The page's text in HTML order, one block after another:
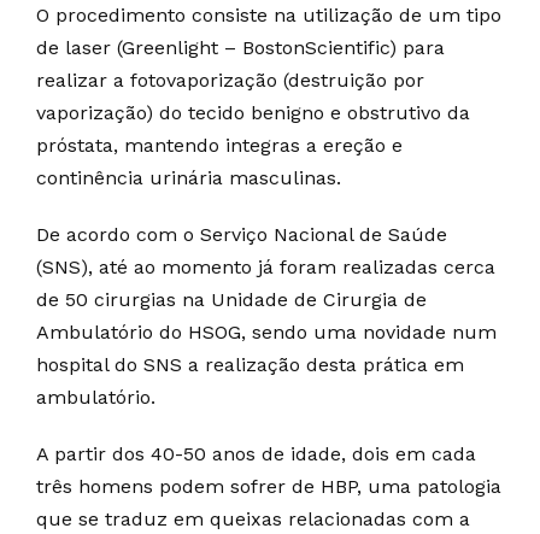
O procedimento consiste na utilização de um tipo
de laser (Greenlight – BostonScientific) para
realizar a fotovaporização (destruição por
vaporização) do tecido benigno e obstrutivo da
próstata, mantendo integras a ereção e
continência urinária masculinas.
De acordo com o Serviço Nacional de Saúde
(SNS), até ao momento já foram realizadas cerca
de 50 cirurgias na Unidade de Cirurgia de
Ambulatório do HSOG, sendo uma novidade num
hospital do SNS a realização desta prática em
ambulatório.
A partir dos 40-50 anos de idade, dois em cada
três homens podem sofrer de HBP, uma patologia
que se traduz em queixas relacionadas com a